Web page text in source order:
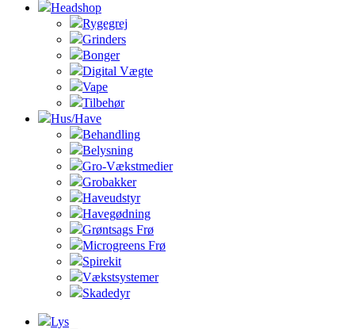
Headshop
Rygegrej
Grinders
Bonger
Digital Vægte
Vape
Tilbehør
Hus/Have
Behandling
Belysning
Gro-Vækstmedier
Grobakker
Haveudstyr
Havegødning
Grøntsags Frø
Microgreens Frø
Spirekit
Vækstsystemer
Skadedyr
Lys